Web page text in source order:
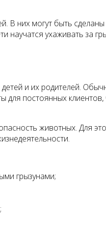
В них могут быть
ухаживать за
и их родителей.
постоянных
животных. Для
грызунами;